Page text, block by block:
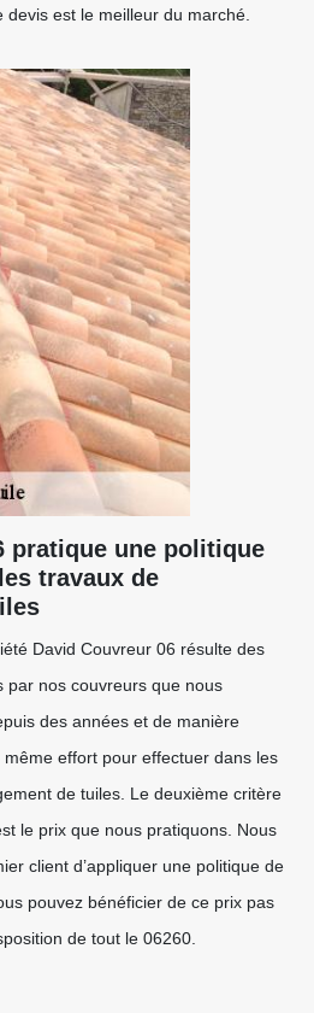
devis est le meilleur du marché.
pratique une politique
travaux de
David Couvreur 06 résulte des
par nos couvreurs que nous
des années et de manière
effort pour effectuer dans les
de tuiles. Le deuxième critère
le prix que nous pratiquons. Nous
client d’appliquer une politique de
pouvez bénéficier de ce prix pas
de tout le 06260.